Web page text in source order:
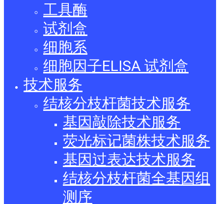
工具酶
试剂盒
细胞系
细胞因子ELISA 试剂盒
技术服务
结核分枝杆菌技术服务
基因敲除技术服务
荧光标记菌株技术服务
基因过表达技术服务
结核分枝杆菌全基因组
测序